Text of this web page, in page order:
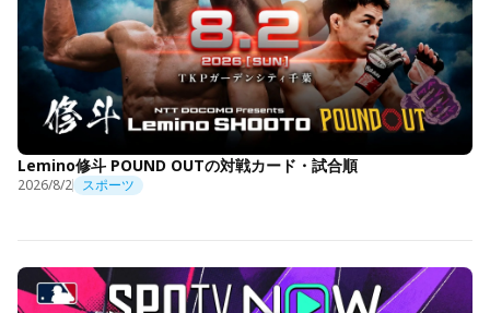
Lemino修斗 POUND OUTの対戦カード・試合順
2026/8/2 スポーツ